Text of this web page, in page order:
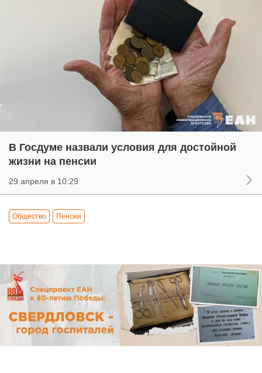
В Госдуме назвали условия для достойной
жизни на пенсии
29 апреля в 10:29
Общество Пенсии